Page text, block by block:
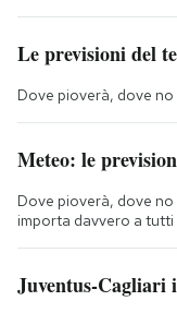
Le previsioni del
Dove pioverà, dove
Meteo: le
Dove pioverà, dove
importa davvero a tutti
Juventus-Cagliari